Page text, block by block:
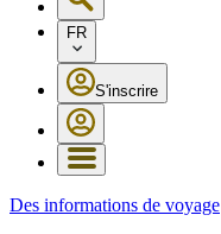
FR
S'inscrire
Des informations de voyage